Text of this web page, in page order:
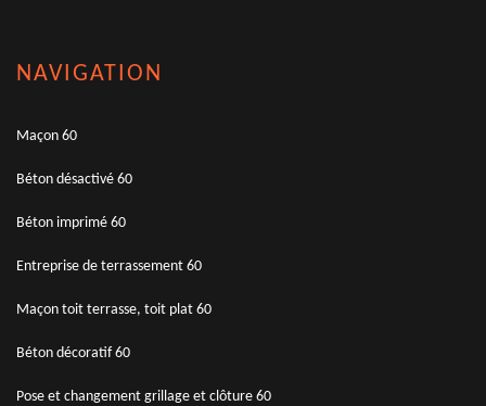
NAVIGATION
Maçon 60
Béton désactivé 60
Béton imprimé 60
Entreprise de terrassement 60
Maçon toit terrasse, toit plat 60
Béton décoratif 60
Pose et changement grillage et clôture 60